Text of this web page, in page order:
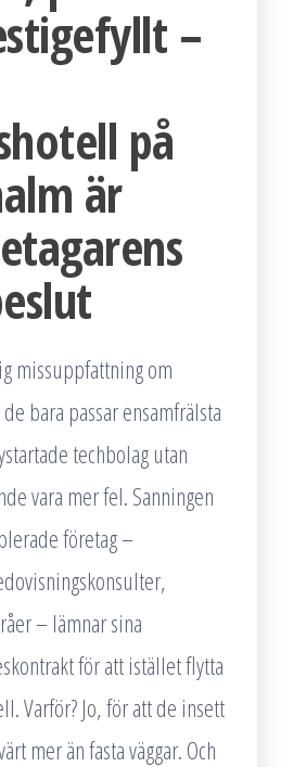
–
på
är
missuppfattning om
bara passar ensamfrälsta
techbolag utan
vara mer fel. Sanningen
företag –
– lämnar sina
för att istället flytta
Varför? Jo, för att de insett
mer än fasta väggar. Och